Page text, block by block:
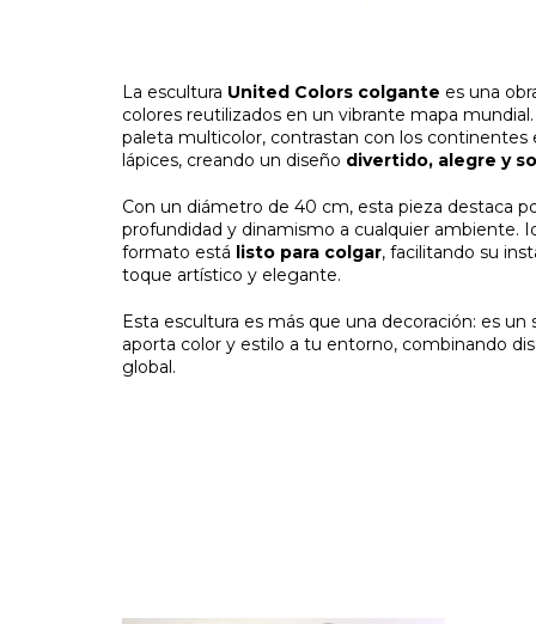
La escultura United Colors colgante es una
colores reutilizados en un vibrante mapa
paleta multicolor, contrastan con los continentes
lápices, creando un diseño divertido, alegre y
Con un diámetro de 40 cm, esta pieza destaca
profundidad y dinamismo a cualquier ambiente.
formato está listo para colgar, facilitando su
toque artístico y elegante.
Esta escultura es más que una decoración: es
aporta color y estilo a tu entorno, combinando
global.